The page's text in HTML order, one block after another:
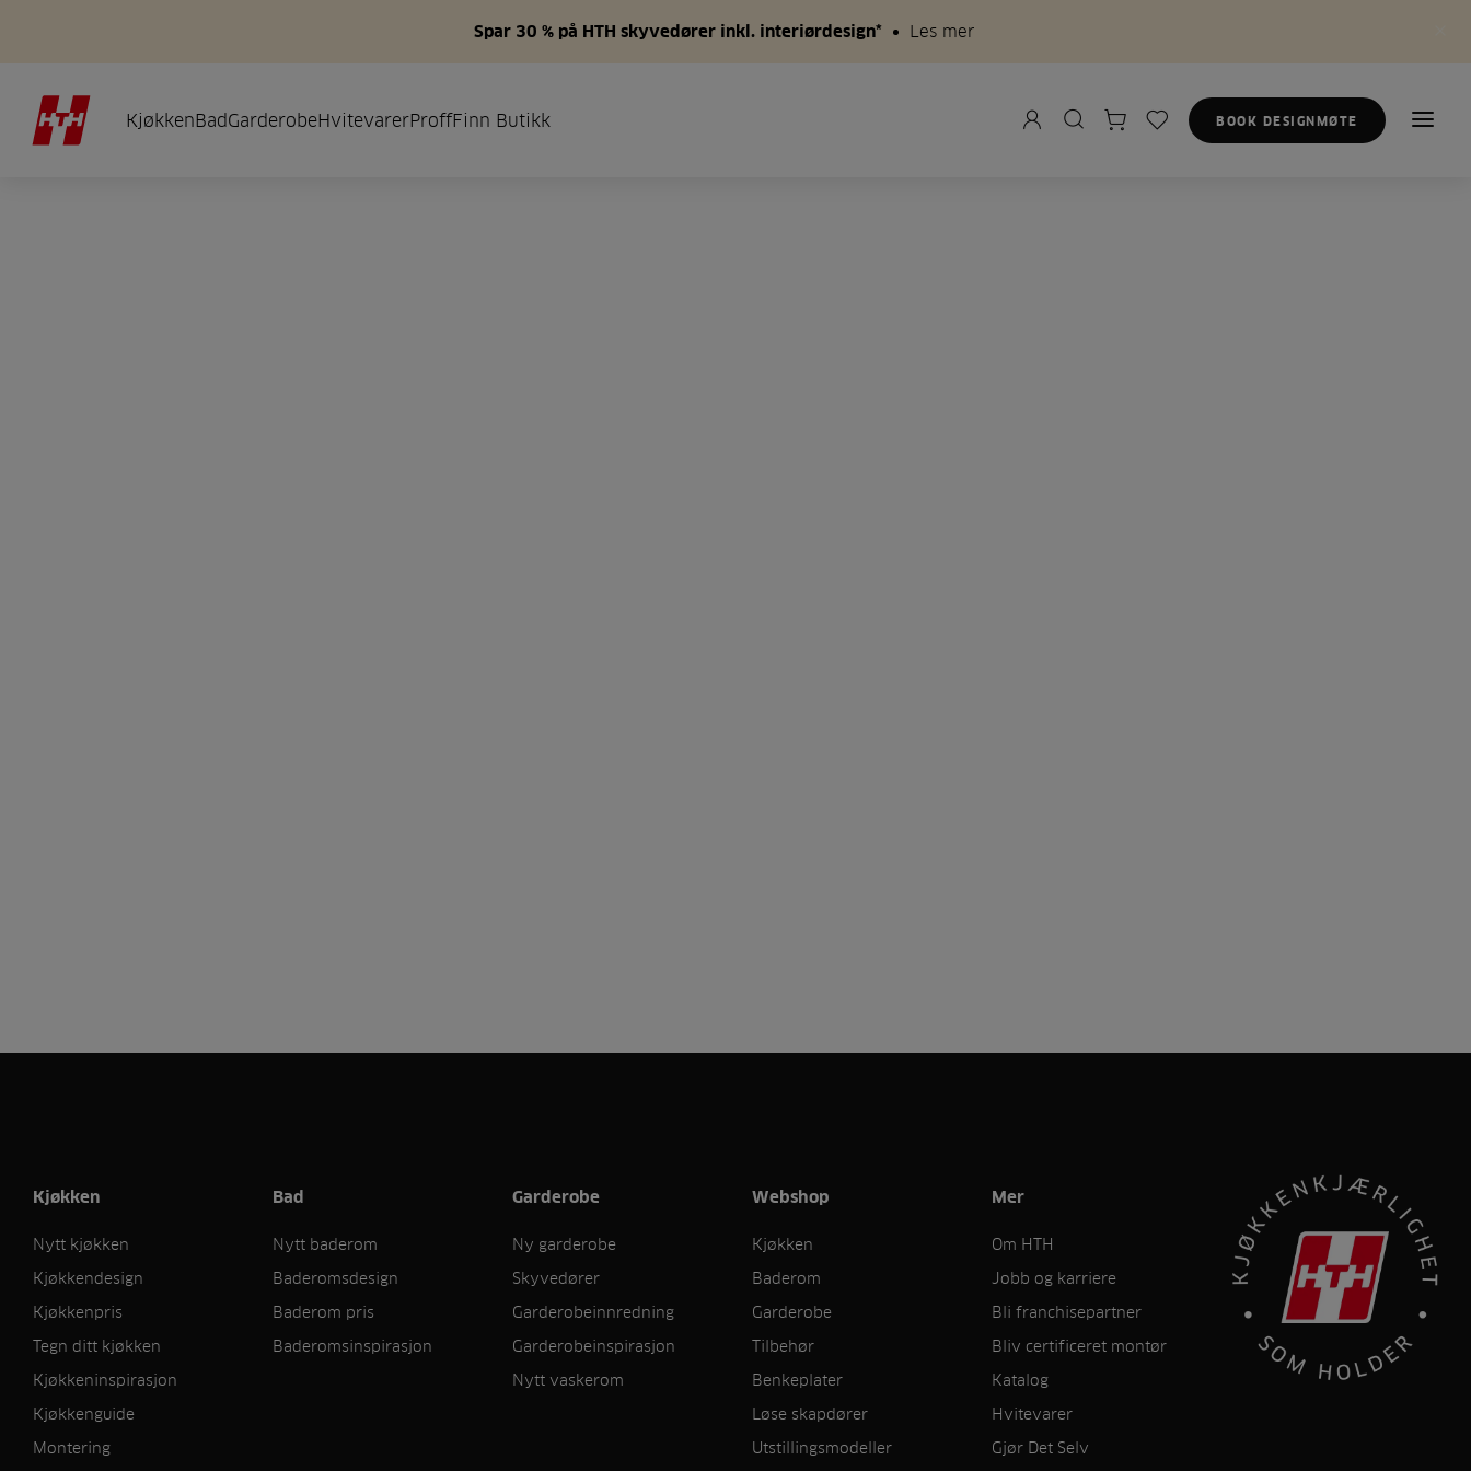
Spar 30 % på HTH skyvedører inkl. interiørdesign* Les mer
KjøkkenBadGarderobeHvitevarerProffFinn Butikk BOOK DESIGNMØTE
Kjøkken
Nytt kjøkken
Kjøkkendesign
Kjøkkenpris
Tegn ditt kjøkken
Kjøkkeninspirasjon
Kjøkkenguide
Montering
Bad
Nytt baderom
Baderomsdesign
Baderom pris
Baderomsinspirasjon
Garderobe
Ny garderobe
Skyvedører
Garderobeinnredning
Garderobeinspirasjon
Nytt vaskerom
Webshop
Kjøkken
Baderom
Garderobe
Tilbehør
Benkeplater
Løse skapdører
Utstillingsmodeller
Mer
Om HTH
Jobb og karriere
Bli franchisepartner
Bliv certificeret montør
Katalog
Hvitevarer
Gjør Det Selv